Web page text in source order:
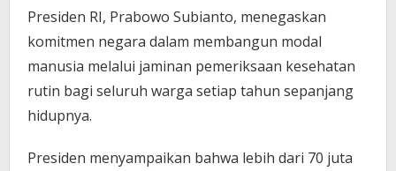
Presiden RI, Prabowo Subianto, menegaskan
komitmen negara dalam membangun modal
manusia melalui jaminan pemeriksaan kesehatan
rutin bagi seluruh warga setiap tahun sepanjang
hidupnya.
Presiden menyampaikan bahwa lebih dari 70 juta